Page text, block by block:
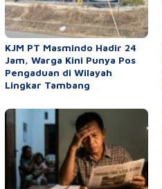
KJM PT Masmindo Hadir 24
Jam, Warga Kini Punya Pos
Pengaduan di Wilayah
Lingkar Tambang